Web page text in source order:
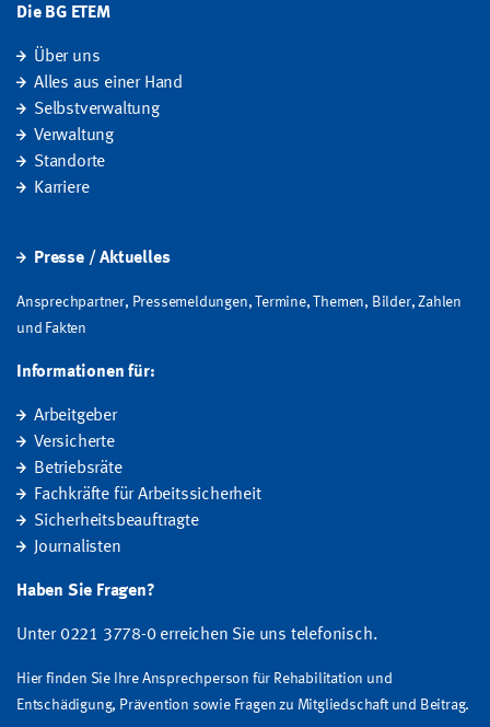
Die BG ETEM
Über uns
Alles aus einer Hand
Selbstverwaltung
Verwaltung
Standorte
Karriere
Presse / Aktuelles
Ansprechpartner, Pressemeldungen, Termine, Themen, Bilder, Zahlen
und Fakten
Informationen für:
Arbeitgeber
Versicherte
Betriebsräte
Fachkräfte für Arbeitssicherheit
Sicherheitsbeauftragte
Journalisten
Haben Sie Fragen?
Unter 0221 3778-0 erreichen Sie uns telefonisch.
Hier finden Sie Ihre Ansprechperson für Rehabilitation und
Entschädigung, Prävention sowie Fragen zu Mitgliedschaft und Beitrag.